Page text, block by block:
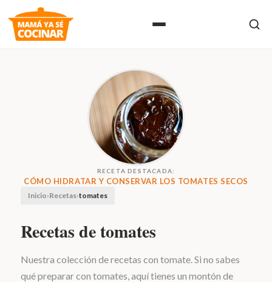
RECETA DESTACADA:
CÓMO HIDRATAR Y CONSERVAR LOS TOMATES SECOS
Inicio›Recetas›tomates
Recetas de tomates
Nuestra colección de recetas con tomate. Si no sabes
qué preparar con tomates, aquí tienes un montón de